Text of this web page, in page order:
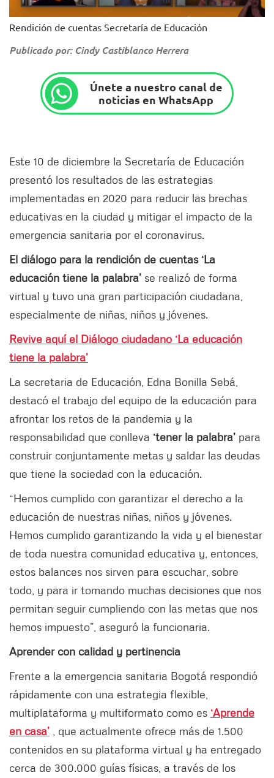
Rendición de cuentas Secretaría de Educación
Publicado por: Cindy Castiblanco Herrera
Únete a nuestro canal de
noticias en WhatsApp
Este 10 de diciembre la Secretaría de Educación
presentó los resultados de las estrategias
implementadas en 2020 para reducir las brechas
educativas en la ciudad y mitigar el impacto de la
emergencia sanitaria por el coronavirus.
El diálogo para la rendición de cuentas ‘La
educación tiene la palabra’ se realizó de forma
virtual y tuvo una gran participación ciudadana,
especialmente de niñas, niños y jóvenes.
Revive aquí el Diálogo ciudadano ‘La educación
tiene la palabra’
La secretaria de Educación, Edna Bonilla Sebá,
destacó el trabajo del equipo de la educación para
afrontar los retos de la pandemia y la
responsabilidad que conlleva ‘tener la palabra’ para
construir conjuntamente metas y saldar las deudas
que tiene la sociedad con la educación.
“Hemos cumplido con garantizar el derecho a la
educación de nuestras niñas, niños y jóvenes.
Hemos cumplido garantizando la vida y el bienestar
de toda nuestra comunidad educativa y, entonces,
estos balances nos sirven para escuchar, sobre
todo, y para ir tomando muchas decisiones que nos
permitan seguir cumpliendo con las metas que nos
hemos impuesto”, aseguró la funcionaria.
Aprender con calidad y pertinencia
Frente a la emergencia sanitaria Bogotá respondió
rápidamente con una estrategia flexible,
multiplataforma y multiformato como es ‘Aprende
en casa’ , que actualmente ofrece más de 1.500
contenidos en su plataforma virtual y ha entregado
cerca de 300.000 guías físicas, a través de los